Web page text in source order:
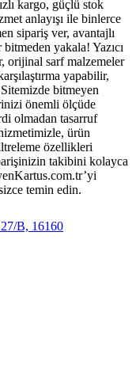
kargo, güçlü stok
anlayışı ile binlerce
sipariş ver, avantajlı
yakala! Yazıcı
orijinal sarf malzemeler
yapabilir,
bitmeyen
önemli ölçüde
olmadan tasarruf
ürün
özellikleri
takibini kolayca
temin edin.
B, 16160